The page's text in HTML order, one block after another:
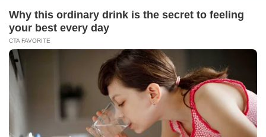
Langganan Newsletter
Email
Ikuti Kami
Tentang Katadata Advertising Karier
Pedoman Media Siber
Kebijakan Privasi
Disclaimer Hubungi Kami